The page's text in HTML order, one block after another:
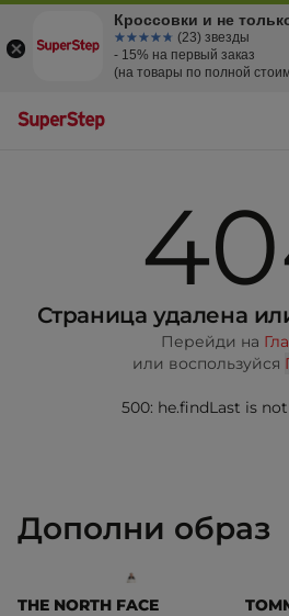
Страница удалена
Перейди на
или воспользуйся
500: he.findLast is
Дополни образ
THE NORTH FACE
Кроссовки и не
☆☆☆☆☆
★★★★★ (23) звезды
- 15% на первый заказ
(на товары по полной